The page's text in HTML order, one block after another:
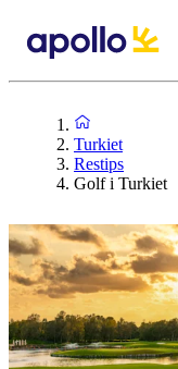
Turkiet
Restips
Golf i Turkiet